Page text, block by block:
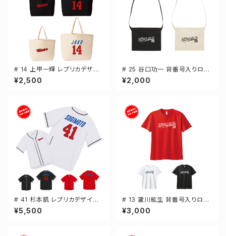
# 14 上甲一輝 レプリカデザイ
ン 選手還元 キャンバストートバ
ッグ 2カラー MLサイズ 00077
¥2,500
# 25 谷口功一 背番号入りロゴ
キャンバスサコッシュ 選手還元
2カラー 001461
¥2,000
# 41 杉本凱 レプリカデザイン
3カラー 選手還元 ベースボール
シャツ S-XXLサイズ 598201
¥5,500
# 13 瀧川紘生 背番号入りロゴ
ドライTシャツ 半袖 選手還元 3
カラー S-5Lサイズ 000300
¥3,000